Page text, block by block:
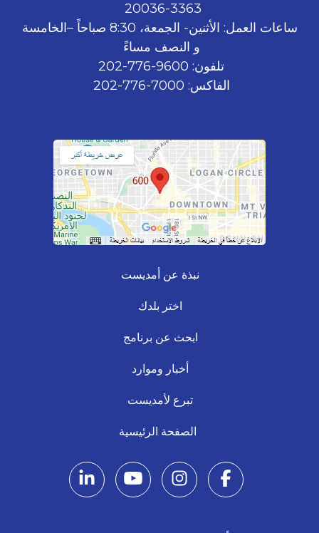
3363-20036
ساعات العمل: الأثنين- الجمعة، 8:30 صباحاً –الخامسة
و النصف مساءً
تلفون: 9600-776-202
الفاكس: 7000-776-202
نبذة عن أمديست
اختر بلدك
ابحث عن برنامج
أخبار وموارد
تبرع لأمديست
الصفحة الرئيسية